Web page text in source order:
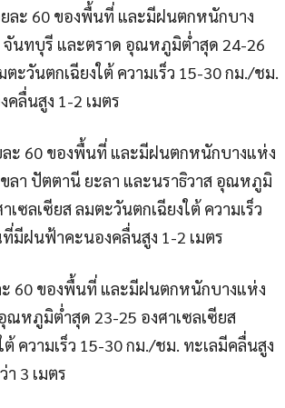
ละ 60 ของพื้นที่ และมีฝนตกหนักบาง
จันทบุรี และตราด อุณหภูมิต่ำสุด 24-26
ะวันตกเฉียงใต้ ความเร็ว 15-30 กม./ชม.
ลื่นสูง 1-2 เมตร
ะ 60 ของพื้นที่ และมีฝนตกหนักบางแห่ง
ลา ปัตตานี ยะลา และนราธิวาส อุณหภูมิ
ซลเซียส ลมตะวันตกเฉียงใต้ ความเร็ว
มีฝนฟ้าคะนองคลื่นสูง 1-2 เมตร
60 ของพื้นที่ และมีฝนตกหนักบางแห่ง
ณหภูมิต่ำสุด 23-25 องศาเซลเซียส
ความเร็ว 15-30 กม./ชม. ทะเลมีคลื่นสูง
3 เมตร